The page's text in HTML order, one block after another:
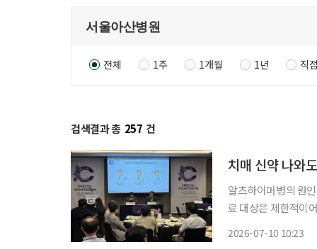
전체 1주 1개월 1년 직
검색결과 총 257 건
치매 신약 나와
알츠하이머병의 원
료 대상은 제한적이
2026-07-10 10:23